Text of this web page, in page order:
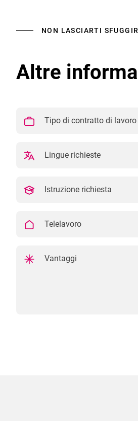
NON LASCIARTI
Altre
Tipo di contratto di lavoro
Lingue richieste
Istruzione richiesta
Telelavoro
Vantaggi